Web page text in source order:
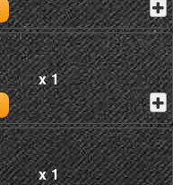
x 1
x 1